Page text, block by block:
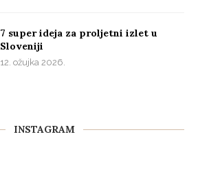
7 super ideja za proljetni izlet u
Sloveniji
12. ožujka 2026.
INSTAGRAM